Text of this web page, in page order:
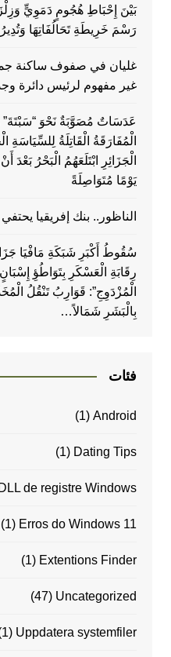
بَيْنَ إِحْبَاطِ هُجُومٍ دَمَوِيٍّ
رَسْمَ خَرِيطَةِ تَحَالُفَاتِهَا
غليان في صفوف ساكنة
غير مفهوم لرئيس دائرة
عَدَسَاتٌ مُصَوَّبَةٌ نَحْوَ “سَبْتَةَ”
يَوْمًا مُتَوَاصِلَةً
الناظور.. بنك إفريقيا
سُقُوطُ أَكْبَرِ شَبَكَةِ مَافْيَا
رِقَابَةِ الْعَسْكَرِ بِتَوَاطُؤِ
الْمُزْدَوِجِ”: قَوَارِبُ تَنْقُلُ
بِالْبَشَرِ شَمَالاً…
فئات
Android
(1)
Dating Tips
(1)
DLL de registre Windows
Erros do Windows 11
(1)
Extentions Finder
(1)
Uncategorized
(47)
Uppdatera systemfiler
(1)